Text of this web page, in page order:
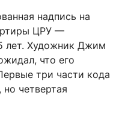
надпись на
ЦРУ —
лет. Художник Джим
что его
три части кода
четвертая